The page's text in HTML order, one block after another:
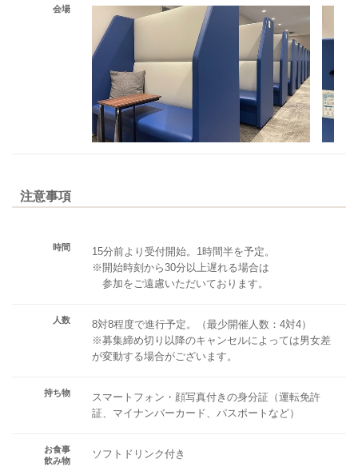
会場
注意事項
時間
15分前より受付開始。1時間半を予定。
※開始時刻から30分以上遅れる場合は
参加をご遠慮いただいております。
人数
8対8程度で進行予定。（最少開催人数：4対4）
※募集締め切り以降のキャンセルによっては男女差
が変動する場合がございます。
持ち物
スマートフォン・顔写真付きの身分証（運転免許
証、マイナンバーカード、パスポートなど）
お食事
飲み物
ソフトドリンク付き